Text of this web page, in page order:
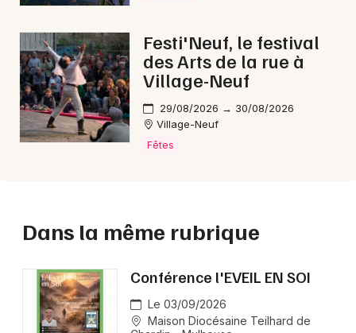
Festi'Neuf, le festival
des Arts de la rue à
Village-Neuf
29/08/2026 → 30/08/2026
Village-Neuf
Fêtes
Dans la même rubrique
Conférence l'EVEIL EN SOI
Le 03/09/2026
Maison Diocésaine Teilhard de